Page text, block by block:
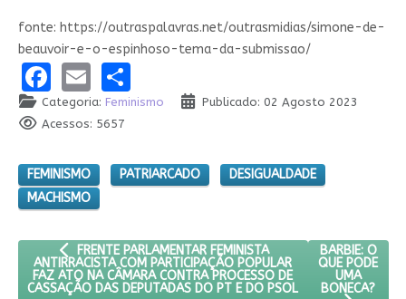
fonte: https://outraspalavras.net/outrasmidias/simone-de-
beauvoir-e-o-espinhoso-tema-da-submissao/
Facebook
EmailShare
Categoria: Feminismo
Publicado: 02 Agosto 2023
Acessos: 5657
FEMINISMO PATRIARCADO
DESIGUALDADE
MACHISMO
ARTIGO ANTERIOR: FRENTE PARLAMENTAR FEMINISTA
FRENTE PARLAMENTAR FEMINISTA
ANTIRRACISTA COM PARTICIPAÇÃO POPULAR
FAZ ATO NA CÂMARA CONTRA PROCESSO DE
CASSAÇÃO DAS DEPUTADAS DO PT E DO PSOL
PRÓXIMO
BARBIE: O
QUE PODE
UMA
BONECA?